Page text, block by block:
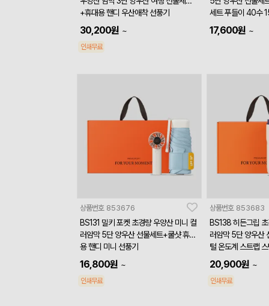
+휴대용 핸디 우산애착 선풍기
30,200원 ~
인쇄무료
세트 푸들이 40수
17,600원 ~
상품번호 853676
BS131 밀키 포켓 초경량 우양산 미니 컬
러암막 5단 양우산 선물세트+쿨샷 휴대
용 핸디 미니 선풍기
16,800원 ~
인쇄무료
상품번호 853683
BS138 히든그립
러암막 5단 양우산
털 온도계 스트랩
ml
20,900원 ~
인쇄무료